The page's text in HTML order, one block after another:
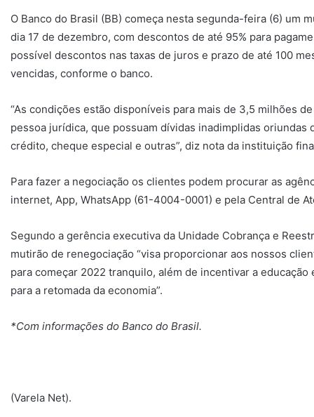
O Banco do Brasil (BB) começa nesta segunda-feira (6) um
dia 17 de dezembro, com descontos de até 95% para
possível descontos nas taxas de juros e prazo de até 100
vencidas, conforme o banco.
“As condições estão disponíveis para mais de 3,5 milhões
pessoa jurídica, que possuam dívidas inadimplidas
crédito, cheque especial e outras”, diz nota da instituição
Para fazer a negociação os clientes podem procurar as
internet, App, WhatsApp (61-4004-0001) e pela Central de
Segundo a gerência executiva da Unidade Cobrança e
mutirão de renegociação “visa proporcionar aos nossos
para começar 2022 tranquilo, além de incentivar a
para a retomada da economia”.
*Com informações do Banco do Brasil.
(Varela Net).